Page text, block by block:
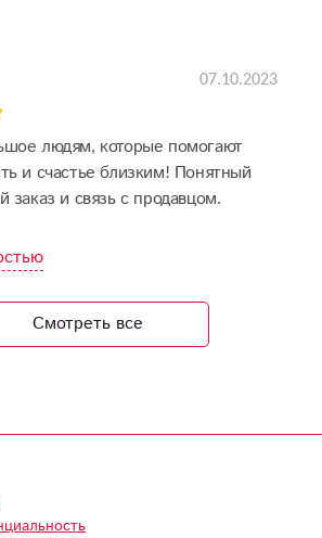
07.10.2023
людям, которые помогают
и счастье близким! Понятный
заказ и связь с продавцом.
дух праздника,
сами. Прекрасные
шарики, и открытки,
руки. Благодарю.
Смотреть все